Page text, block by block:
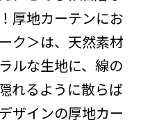
厚地カーテンにお
ク＞は、天然素材
ルな生地に、線の
れるように散らば
ザインの厚地カー